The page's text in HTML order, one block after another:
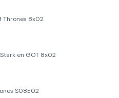
Thrones 8x02
en GOT 8x02
S08E02